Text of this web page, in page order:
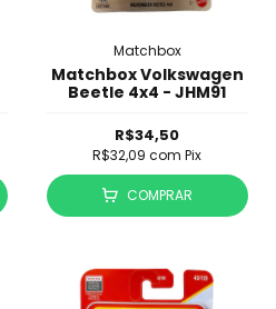
Matchbox
Matchbox Volkswagen
Beetle 4x4 - JHM91
R$34,50
R$32,09com Pix
COMPRAR